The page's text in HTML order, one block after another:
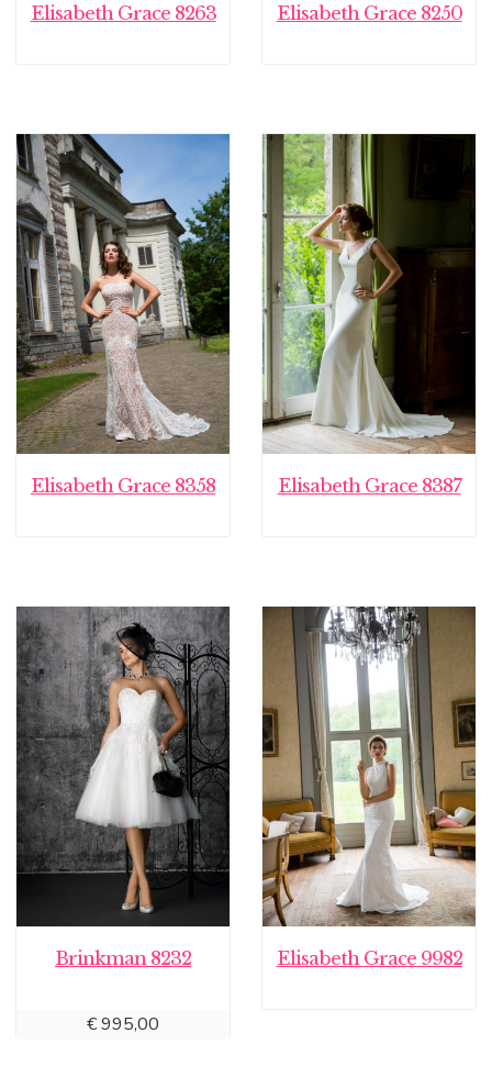
Elisabeth Grace 8263 Elisabeth Grace 8250
Elisabeth Grace 8358 Elisabeth Grace 8387
Brinkman 8232
€995,00
Elisabeth Grace 9982